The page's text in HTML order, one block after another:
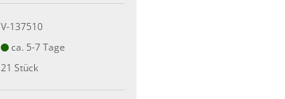
V-137510
ca. 5-7 Tage
21 Stück